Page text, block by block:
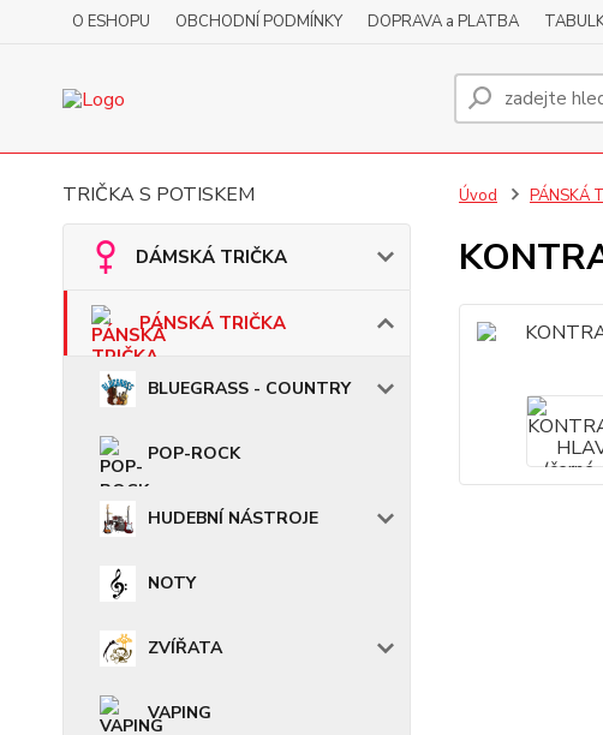
O ESHOPU OBCHODNÍ PODMÍNKY DOPRAVA a PLATBA
TRIČKA S POTISKEM
DÁMSKÁ TRIČKA
PÁNSKÁ TRIČKA
BLUEGRASS - COUNTRY
POP-ROCK
HUDEBNÍ NÁSTROJE
NOTY
ZVÍŘATA
VAPING
Úvod PÁNSKÁ